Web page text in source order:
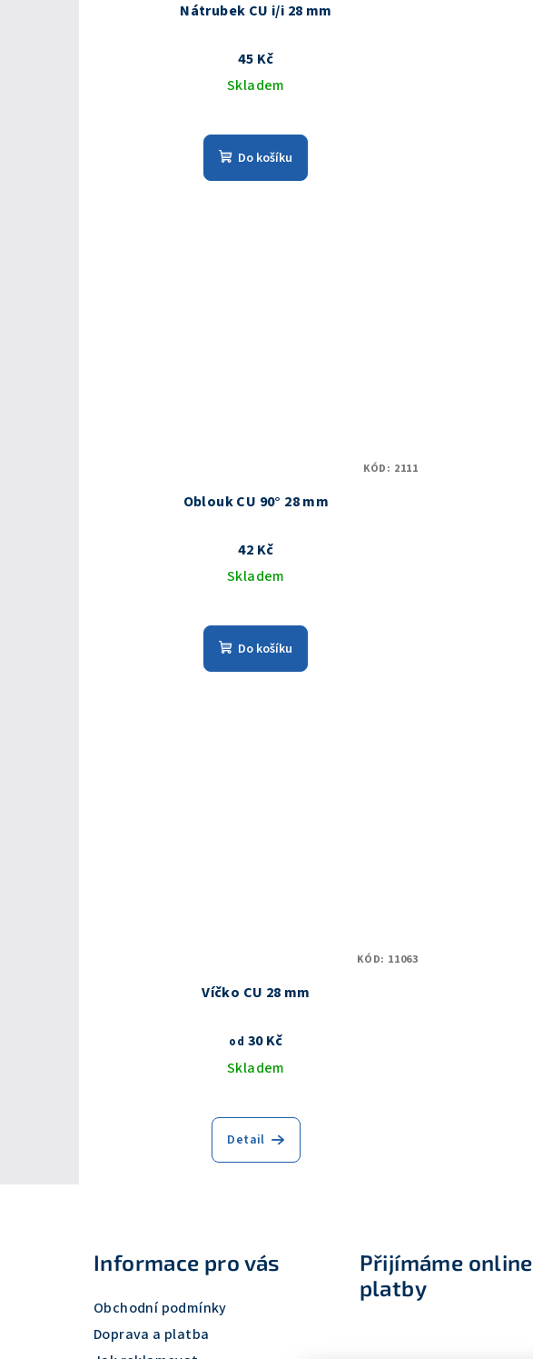
Nátrubek CU i/i 28 mm
45 Kč
Skladem
Do košíku
Oblouk CU 90° 28 mm
42 Kč
Skladem
Do košíku
KÓD: 2111
Víčko CU 28 mm
od 30 Kč
Skladem
Detail
KÓD: 11063
Informace pro vás
Obchodní podmínky
Doprava a platba
Přijímáme online
platby